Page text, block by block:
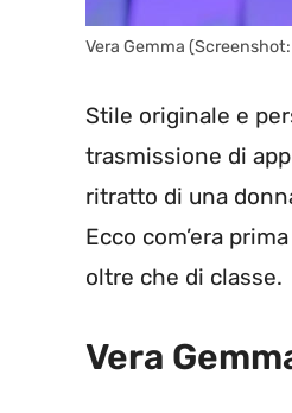
Vera Gemma (Screenshot:
Stile originale e
trasmissione di
ritratto di una
Ecco com’era
oltre che di classe.
Vera